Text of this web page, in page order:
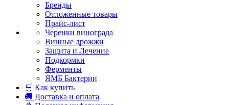
Бренды
Отложенные товары
Прайс-лист
Черенки винограда
Винные дрожжи
Защита и Лечение
Подкормки
Ферменты
ЯМБ Бактерии
🛒 Как купить
🚚 Доставка и оплата